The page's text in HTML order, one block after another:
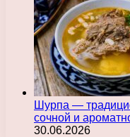
Шурпа —
сочной и
30.06.2026